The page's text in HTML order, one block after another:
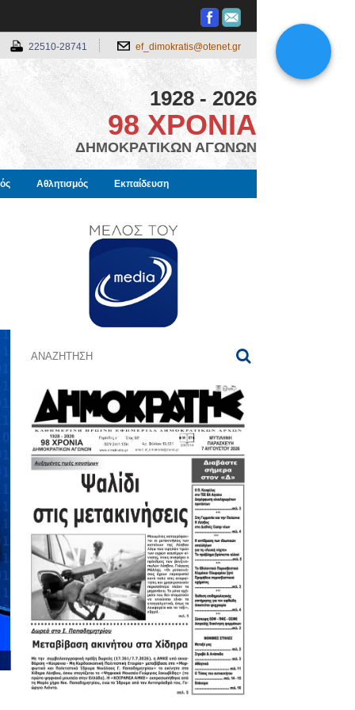
22510-28741 ef_dimokratis@otenet.gr
1928 - 2026
98 ΧΡΟΝΙΑ
ΔΗΜΟΚΡΑΤΙΚΩΝ ΑΓΩΝΩΝ
Αθλητισμός Εκπαίδευση